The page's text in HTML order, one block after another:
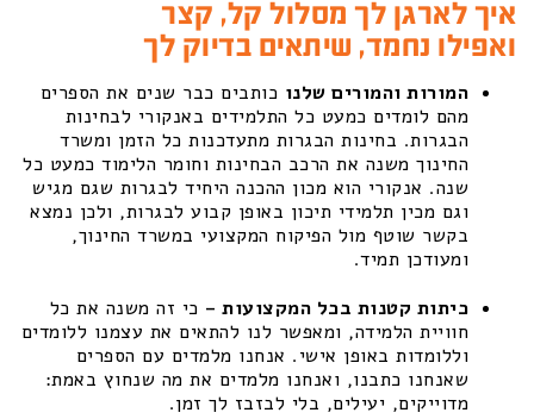
איך לארגן לך מסלול קל, קצר
ואפילו נחמד, שיתאים בדיוק לך
המורות והמורים שלנו כותבים כבר שנים את הספרים
מהם לומדים כמעט כל התלמידים באנקורי לבחינות
הבגרות. בחינות הבגרות מתעדכנות כל הזמן ומשרד
החינוך משנה את הרכב הבחינות וחומר הלימוד כמעט כל
שנה. אנקורי הוא מכון ההכנה היחיד לבגרות שגם מגיש
וגם מכין תלמידי תיכון באופן קבוע לבגרות, ולכן נמצא
בקשר שוטף מול הפיקוח המקצועי במשרד החינוך,
ומעודכן תמיד.
כיתות קטנות בכל המקצועות – כי זה משנה את כל
חוויית הלמידה, ומאפשר לנו להתאים את עצמנו ללומדים
וללומדות באופן אישי. אנחנו מלמדים עם הספרים
שאנחנו כתבנו, ואנחנו מלמדים את מה שנחוץ באמת:
מדוייקים, יעילים, בלי לבזבז לך זמן.